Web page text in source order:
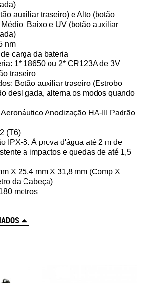
auxiliar traseiro) e Alto (botão
Baixo e UV (botão auxiliar
nm
carga da bateria
1* 18650 ou 2* CR123A de 3V
traseiro
Botão auxiliar traseiro (Estrobo
desligada, alterna os modos quando
Anodização HA-III Padrão
(T6)
IPX-8: À prova d'água até 2 m de
a impactos e quedas de até 1,5
X 25,4 mm X 31,8 mm (Comp X
da Cabeça)
metros